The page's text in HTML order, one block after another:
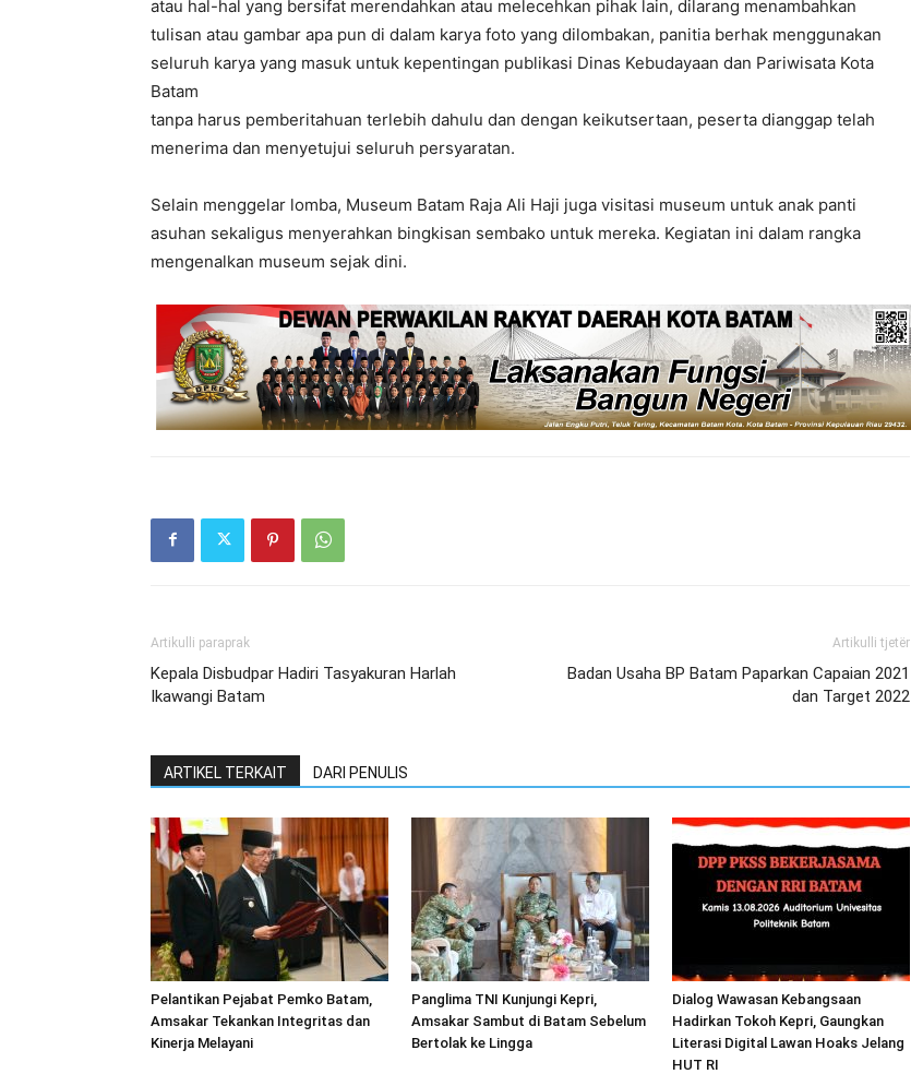
atau hal-hal yang bersifat merendahkan atau melecehkan pihak lain, dilarang menambahkan
tulisan atau gambar apa pun di dalam karya foto yang dilombakan, panitia berhak menggunakan
seluruh karya yang masuk untuk kepentingan publikasi Dinas Kebudayaan dan Pariwisata Kota
Batam
tanpa harus pemberitahuan terlebih dahulu dan dengan keikutsertaan, peserta dianggap telah
menerima dan menyetujui seluruh persyaratan.
Selain menggelar lomba, Museum Batam Raja Ali Haji juga visitasi museum untuk anak panti
asuhan sekaligus menyerahkan bingkisan sembako untuk mereka. Kegiatan ini dalam rangka
mengenalkan museum sejak dini.
Artikulli paraprak
Kepala Disbudpar Hadiri Tasyakuran Harlah
Ikawangi Batam
Artikulli tjetër
Badan Usaha BP Batam Paparkan Capaian 2021
dan Target 2022
ARTIKEL TERKAIT DARI PENULIS
Pelantikan Pejabat Pemko Batam,
Amsakar Tekankan Integritas dan
Kinerja Melayani
Panglima TNI Kunjungi Kepri,
Amsakar Sambut di Batam Sebelum
Bertolak ke Lingga
Dialog Wawasan Kebangsaan
Hadirkan Tokoh Kepri, Gaungkan
Literasi Digital Lawan Hoaks Jelang
HUT RI